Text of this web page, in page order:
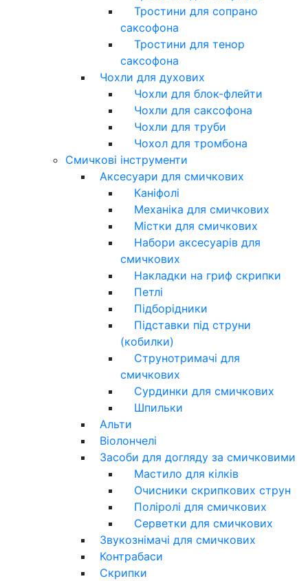
Тростини для сопрано
саксофона
Тростини для тенор
саксофона
Чохли для духових
Чохли для блок-флейти
Чохли для саксофона
Чохли для труби
Чохол для тромбона
Смичкові інструменти
Аксесуари для смичкових
Каніфолі
Механіка для смичкових
Містки для смичкових
Набори аксесуарів для
смичкових
Накладки на гриф скрипки
Петлі
Підборідники
Підставки під струни
(кобилки)
Струнотримачі для
смичкових
Сурдинки для смичкових
Шпильки
Альти
Віолончелі
Засоби для догляду за смичковими
Мастило для кілків
Очисники скрипкових струн
Поліролі для смичкових
Серветки для смичкових
Звукознімачі для смичкових
Контрабаси
Скрипки